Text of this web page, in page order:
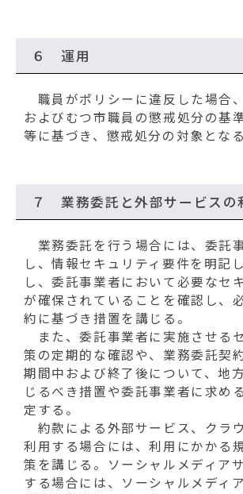
６ 運用
職員がポリシーに違反した場合
およびむつ市職員の懲戒処分の基
等に基づき、懲戒処分の対象となる
７ 業務委託と外部サービスの
業務委託を行う場合には、委託
し、情報セキュリティ要件を明記
し、委託事業者において必要なセ
が確保されていることを確認し、
約に基づき措置を講じる。
また、委託事業者に実施させる
策の定期的な確認や、業務委託契
期間中および終了後について、地
じるべき措置や委託事業者に求め
定する。
約款による外部サービス、クラ
利用する場合には、利用にかかる
策を講じる。ソーシャルメディア
する場合には、ソーシャルメディ